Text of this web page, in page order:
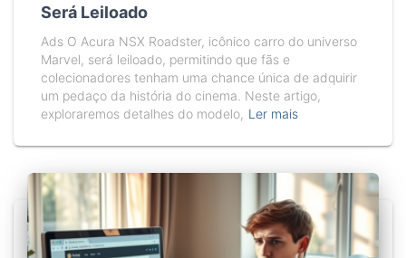
Será Leiloado
Ads O Acura NSX Roadster, icônico carro do universo
Marvel, será leiloado, permitindo que fãs e
colecionadores tenham uma chance única de adquirir
um pedaço da história do cinema. Neste artigo,
exploraremos detalhes do modelo, Ler mais